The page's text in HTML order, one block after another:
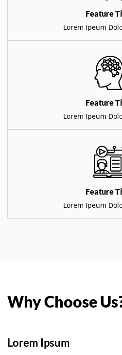
Feature
Lorem Ipeum
Feature
Lorem Ipeum
Feature
Lorem Ipeum
Why Choose
Lorem Ipsum